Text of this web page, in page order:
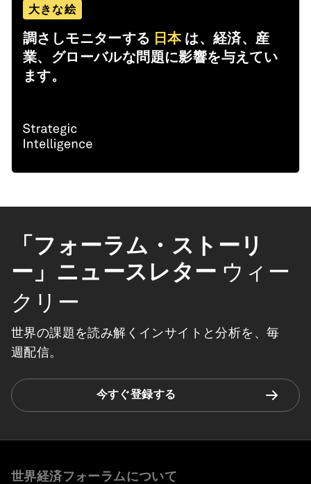
大きな絵
調さしモニターする 日本 は、経済、産
業、グローバルな問題に影響を与えてい
ます。
「フォーラム・ストーリ
ー」ニュースレター ウィー
クリー
世界の課題を読み解くインサイトと分析を、毎
週配信。
今すぐ登録する
世界経済フォーラムについて